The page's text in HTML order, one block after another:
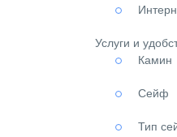
Услуги и
Камин
Сейф
Тип